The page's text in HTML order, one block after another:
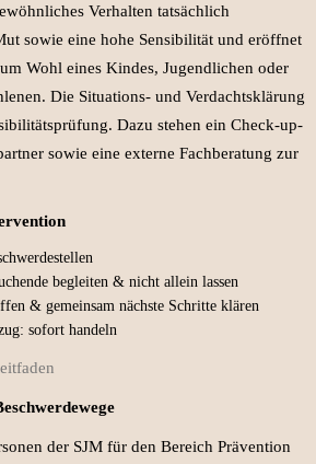
Verhalten tatsächlich
sowie eine hohe Sensibilität und eröffnet
Wohl eines Kindes, Jugendlichen oder
Die Situations- und Verdachtsklärung
Dazu stehen ein Check-up-
sowie eine externe Fachberatung zur
begleiten & nicht allein lassen
& gemeinsam nächste Schritte klären
sofort handeln
der SJM für den Bereich Prävention